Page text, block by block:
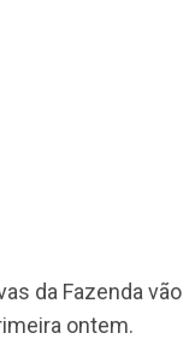
da Fazenda vão
ontem.